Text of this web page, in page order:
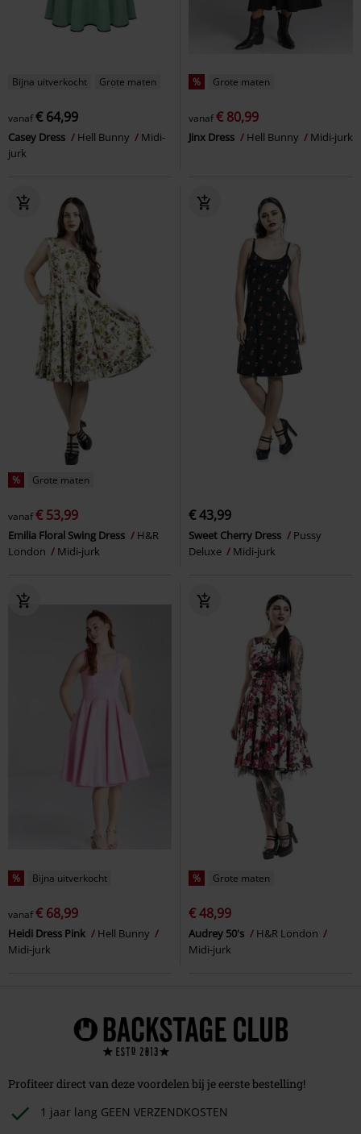
Bijna uitverkocht Grote maten
vanaf€ 64,99
Casey Dress Hell Bunny
Midi-
jurk
% Grote maten
vanaf€ 80,99
Jinx Dress Hell Bunny Midi-jurk
% Grote maten
vanaf€ 53,99
Emilia Floral Swing Dress
H&R
London
Midi-jurk
€ 43,99
Sweet Cherry Dress
Pussy
Deluxe
Midi-jurk
% Bijna uitverkocht
vanaf€ 68,99
Heidi Dress Pink
Hell Bunny
Midi-jurk
% Grote maten
€ 48,99
Audrey 50's
H&R London
Midi-jurk
Profiteer direct van deze voordelen bij je eerste bestelling!
1 jaar lang GEEN VERZENDKOSTEN